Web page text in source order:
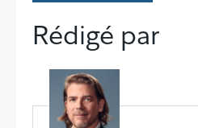
Rédigé par